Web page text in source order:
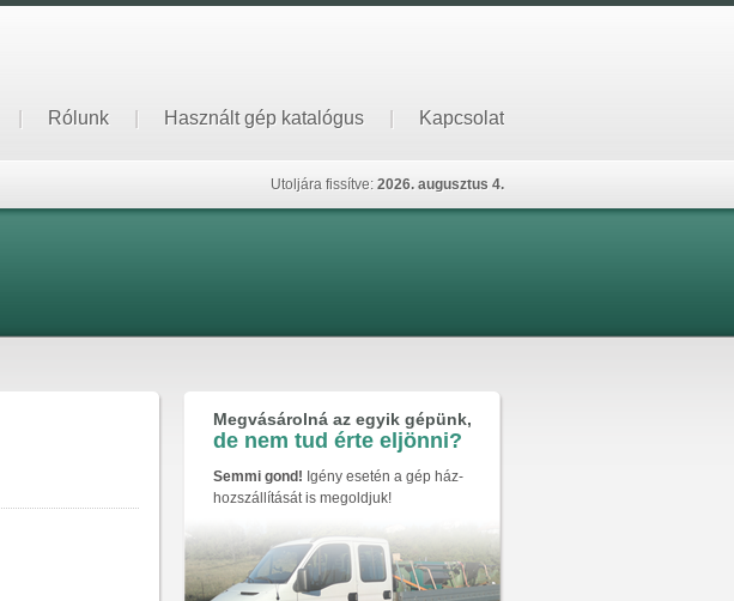
Rólunk Használt gép katalógus Kapcsolat
Utoljára fissítve: 2026. augusztus 4.
Megvásárolná az egyik gépünk,
de nem tud érte eljönni?
Semmi gond! Igény esetén a gép ház-
hozszállítását is megoldjuk!